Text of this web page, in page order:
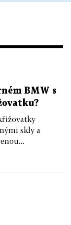
BMW s
skly a